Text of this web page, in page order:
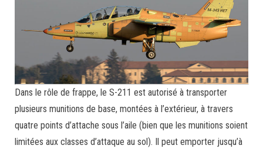
Dans le rôle de frappe, le S-211 est autorisé à transporter
plusieurs munitions de base, montées à l’extérieur, à travers
quatre points d’attache sous l’aile (bien que les munitions soient
limitées aux classes d’attaque au sol). Il peut emporter jusqu’à